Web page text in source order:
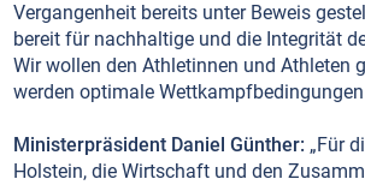
Vergangenheit bereits unter Beweis
bereit für nachhaltige und die Integrität
Wir wollen den Athletinnen und Athleten
werden optimale Wettkampfbedingungen
Ministerpräsident Daniel Günther: „Für
Holstein, die Wirtschaft und den